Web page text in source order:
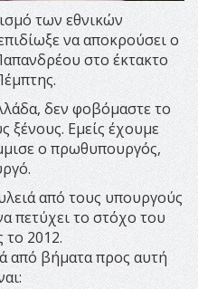
των εθνικών
να αποκρούσει ο
στο έκτακτο
δεν φοβόμαστε το
ξένους. Εμείς έχουμε
ο πρωθυπουργός,
από τους υπουργούς
πετύχει το στόχο του
2012.
από βήματα προς αυτή